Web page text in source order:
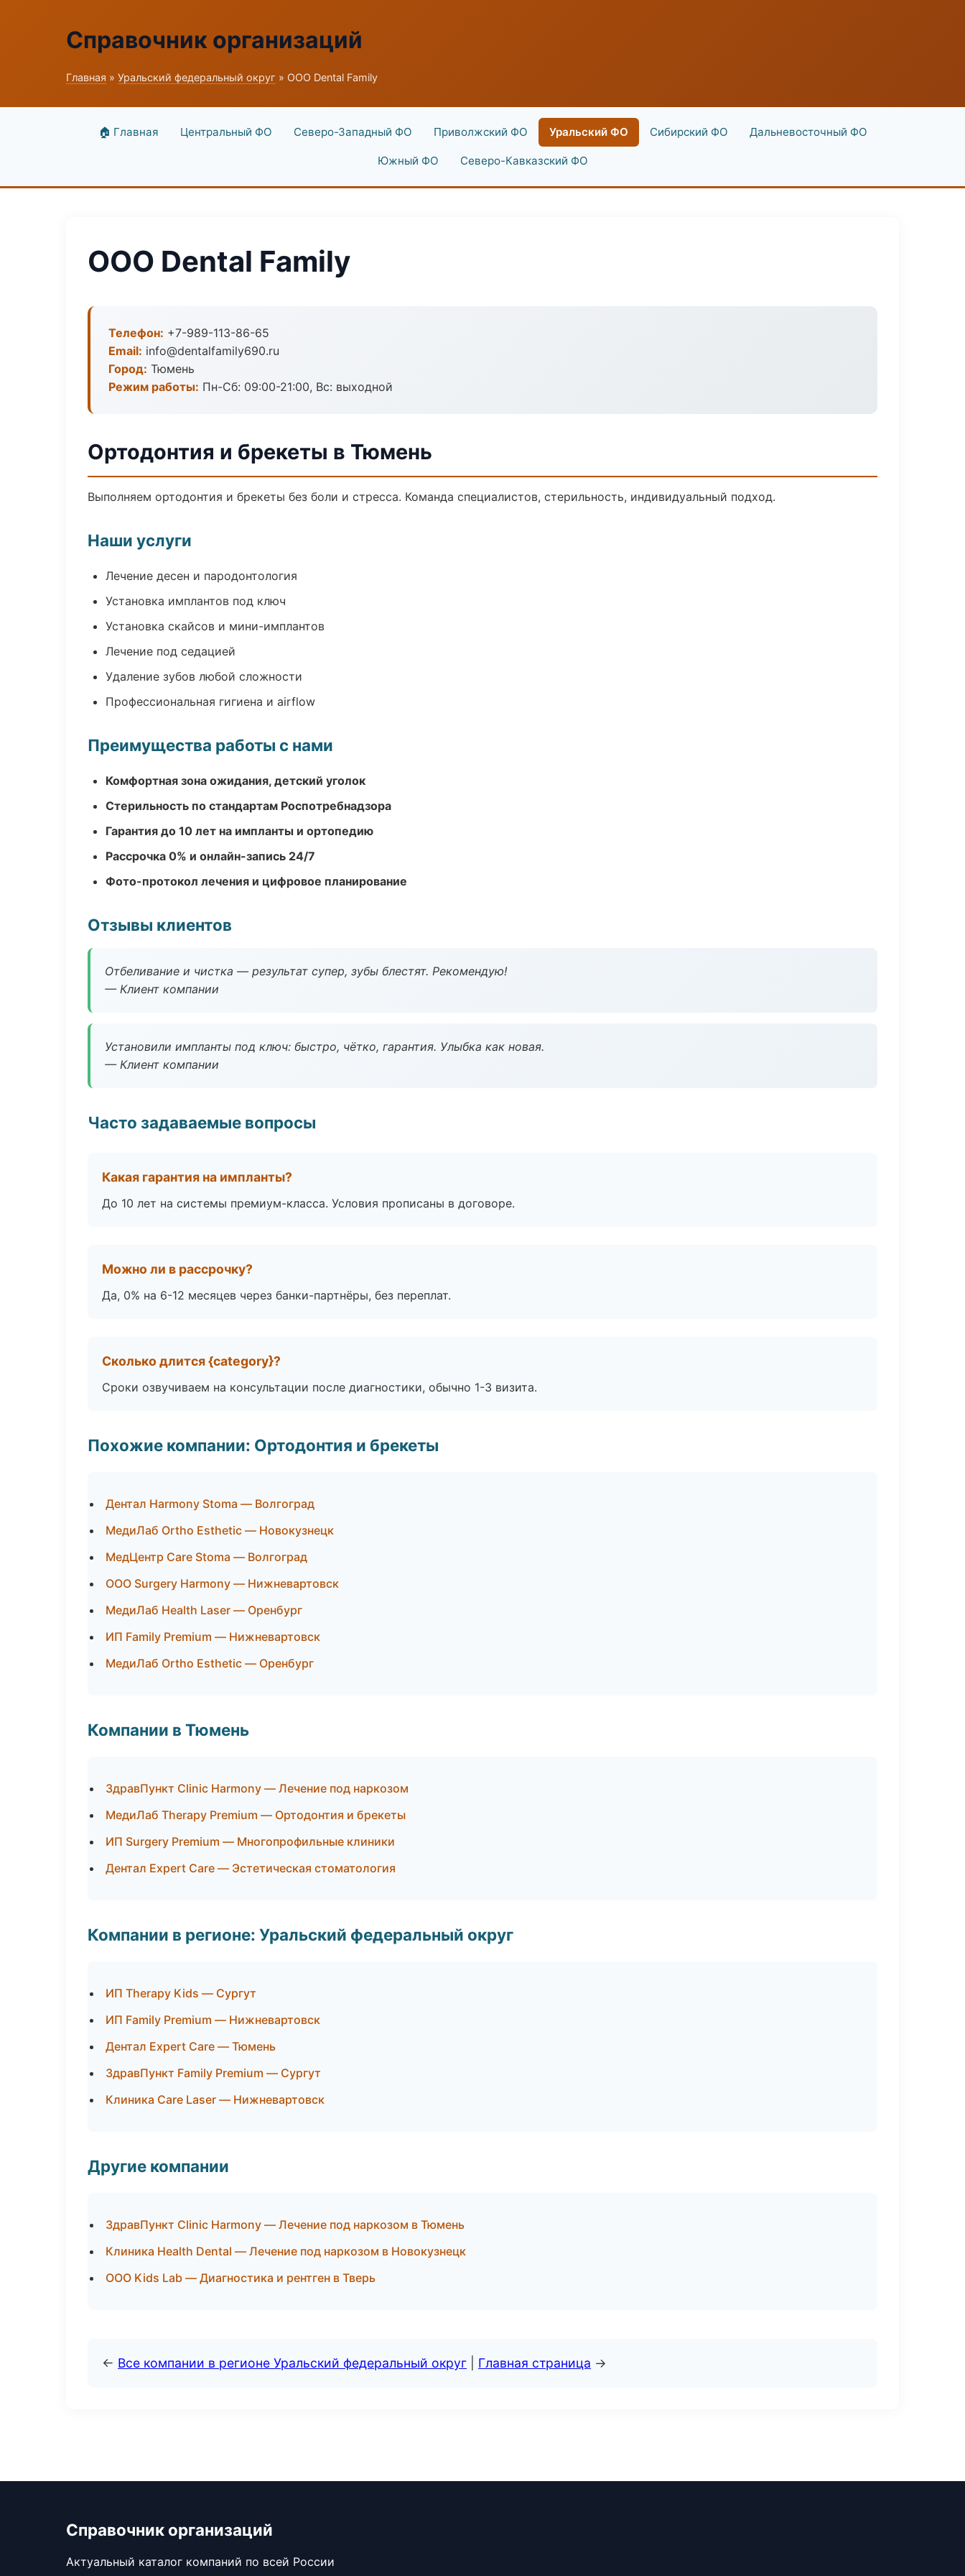
Справочник организаций
Главная » Уральский федеральный округ » ООО Dental Family
🏠 Главная Центральный ФО Северо-Западный ФО Приволжский ФО Уральский ФО Сибирский ФО Дальневосточный ФО
Южный ФО Северо-Кавказский ФО
ООО Dental Family
Телефон: +7-989-113-86-65
Email: info@dentalfamily690.ru
Город: Тюмень
Режим работы: Пн-Сб: 09:00-21:00, Вс: выходной
Ортодонтия и брекеты в Тюмень
Выполняем ортодонтия и брекеты без боли и стресса. Команда специалистов, стерильность, индивидуальный подход.
Наши услуги
Лечение десен и пародонтология
Установка имплантов под ключ
Установка скайсов и мини-имплантов
Лечение под седацией
Удаление зубов любой сложности
Профессиональная гигиена и airflow
Преимущества работы с нами
Комфортная зона ожидания, детский уголок
Стерильность по стандартам Роспотребнадзора
Гарантия до 10 лет на импланты и ортопедию
Рассрочка 0% и онлайн-запись 24/7
Фото-протокол лечения и цифровое планирование
Отзывы клиентов
Отбеливание и чистка — результат супер, зубы блестят. Рекомендую!
— Клиент компании
Установили импланты под ключ: быстро, чётко, гарантия. Улыбка как новая.
— Клиент компании
Часто задаваемые вопросы
Какая гарантия на импланты?
До 10 лет на системы премиум-класса. Условия прописаны в договоре.
Можно ли в рассрочку?
Да, 0% на 6-12 месяцев через банки-партнёры, без переплат.
Сколько длится {category}?
Сроки озвучиваем на консультации после диагностики, обычно 1-3 визита.
Похожие компании: Ортодонтия и брекеты
Дентал Harmony Stoma — Волгоград
МедиЛаб Ortho Esthetic — Новокузнецк
МедЦентр Care Stoma — Волгоград
ООО Surgery Harmony — Нижневартовск
МедиЛаб Health Laser — Оренбург
ИП Family Premium — Нижневартовск
МедиЛаб Ortho Esthetic — Оренбург
Компании в Тюмень
ЗдравПункт Clinic Harmony — Лечение под наркозом
МедиЛаб Therapy Premium — Ортодонтия и брекеты
ИП Surgery Premium — Многопрофильные клиники
Дентал Expert Care — Эстетическая стоматология
Компании в регионе: Уральский федеральный округ
ИП Therapy Kids — Сургут
ИП Family Premium — Нижневартовск
Дентал Expert Care — Тюмень
ЗдравПункт Family Premium — Сургут
Клиника Care Laser — Нижневартовск
Другие компании
ЗдравПункт Clinic Harmony — Лечение под наркозом в Тюмень
Клиника Health Dental — Лечение под наркозом в Новокузнецк
ООО Kids Lab — Диагностика и рентген в Тверь
← Все компании в регионе Уральский федеральный округ Главная страница →
Справочник организаций
Актуальный каталог компаний по всей России